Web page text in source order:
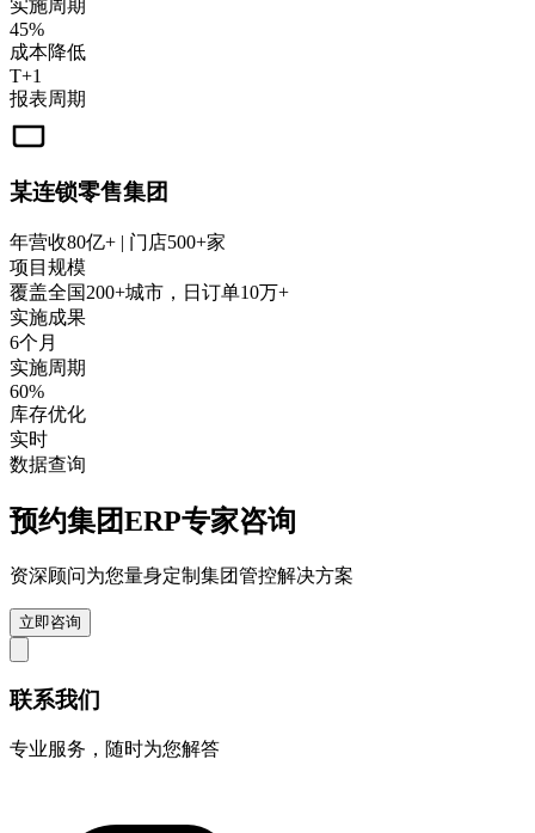
实施周期
45%
成本降低
T+1
报表周期
某连锁零售集团
年营收80亿+ | 门店500+家
项目规模
覆盖全国200+城市，日订单10万+
实施成果
6个月
实施周期
60%
库存优化
实时
数据查询
预约集团ERP专家咨询
资深顾问为您量身定制集团管控解决方案
立即咨询
联系我们
专业服务，随时为您解答